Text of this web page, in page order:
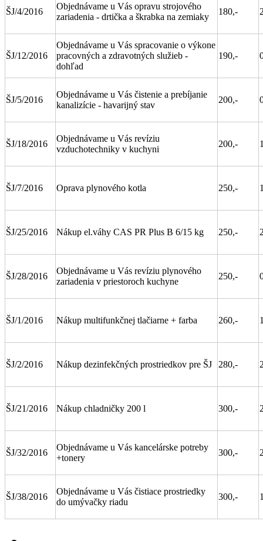
ŠJ/4/2016
Objednávame u Vás opravu strojového
zariadenia - drtička a škrabka na zemiaky
180,-
ŠJ/12/2016
Objednávame u Vás spracovanie o výkone
pracovných a zdravotných služieb -
dohľad
190,-
ŠJ/5/2016
Objednávame u Vás čistenie a prebíjanie
kanalizície - havarijný stav
200,-
ŠJ/18/2016
Objednávame u Vás revíziu
vzduchotechniky v kuchyni
200,-
ŠJ/7/2016 Oprava plynového kotla 250,-
ŠJ/25/2016 Nákup el.váhy CAS PR Plus B 6/15 kg 250,-
ŠJ/28/2016
Objednávame u Vás revíziu plynového
zariadenia v priestoroch kuchyne
250,-
ŠJ/1/2016 Nákup multifunkčnej tlačiarne + farba 260,-
ŠJ/2/2016 Nákup dezinfekčných prostriedkov pre ŠJ 280,-
ŠJ/21/2016 Nákup chladničky 200 l 300,-
ŠJ/32/2016
Objednávame u Vás kancelárske potreby
+tonery
300,-
ŠJ/38/2016
Objednávame u Vás čistiace prostriedky
do umývačky riadu
300,-